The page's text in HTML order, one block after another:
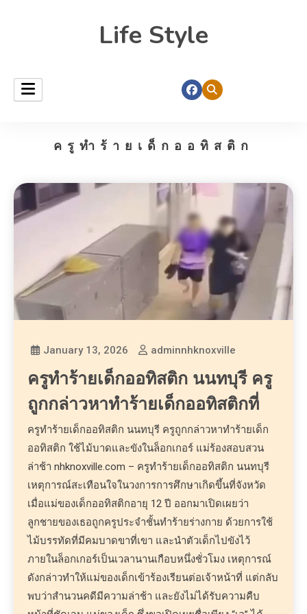
Life Style
ครูทำร้ายเด็กออทิสติก
January 13, 2026 adminnhknoxville
ครูทำร้ายเด็กออทิสติก นนทบุรี ครู
ถูกกล่าวหาทำร้ายเด็กออทิสติกที่
ครูทำร้ายเด็กออทิสติก นนทบุรี ครูถูกกล่าวหาทำร้ายเด็ก
ออทิสติก ใช้ไม้บาดและขังในล็อกเกอร์ แม่ร้องสอบสวน
ล่าช้า nhknoxville.com – ครูทำร้ายเด็กออทิสติก นนทบุรี
เหตุการณ์สะเทือนใจในวงการการศึกษาเกิดขึ้นที่จังหวัด
เมื่อแม่ของเด็กออทิสติกอายุ 12 ปี ออกมาเปิดเผยว่า
ลูกชายของเธอถูกครูประจำชั้นทำร้ายร่างกาย ด้วยการใช้
ไม้บรรทัดที่มีคมบาดขาที่เขา และนำตัวเด็กไปขังไว้
ภายในล็อกเกอร์เป็นเวลานานเกือบหนึ่งชั่วโมง เหตุการณ์
ดังกล่าวทำให้แม่ของเด็กเข้าร้องเรียนต่อเจ้าหน้าที่ แต่กลับ
พบว่าสำนวนคดีมีความล่าช้า และยังไม่ได้รับความคืบ